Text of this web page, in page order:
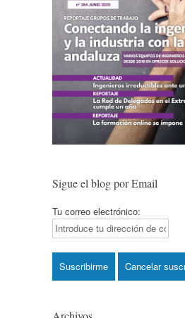
Sigue el blog por Email
Tu correo electrónico: